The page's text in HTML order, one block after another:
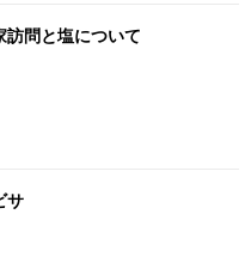
訪問と塩について
サ